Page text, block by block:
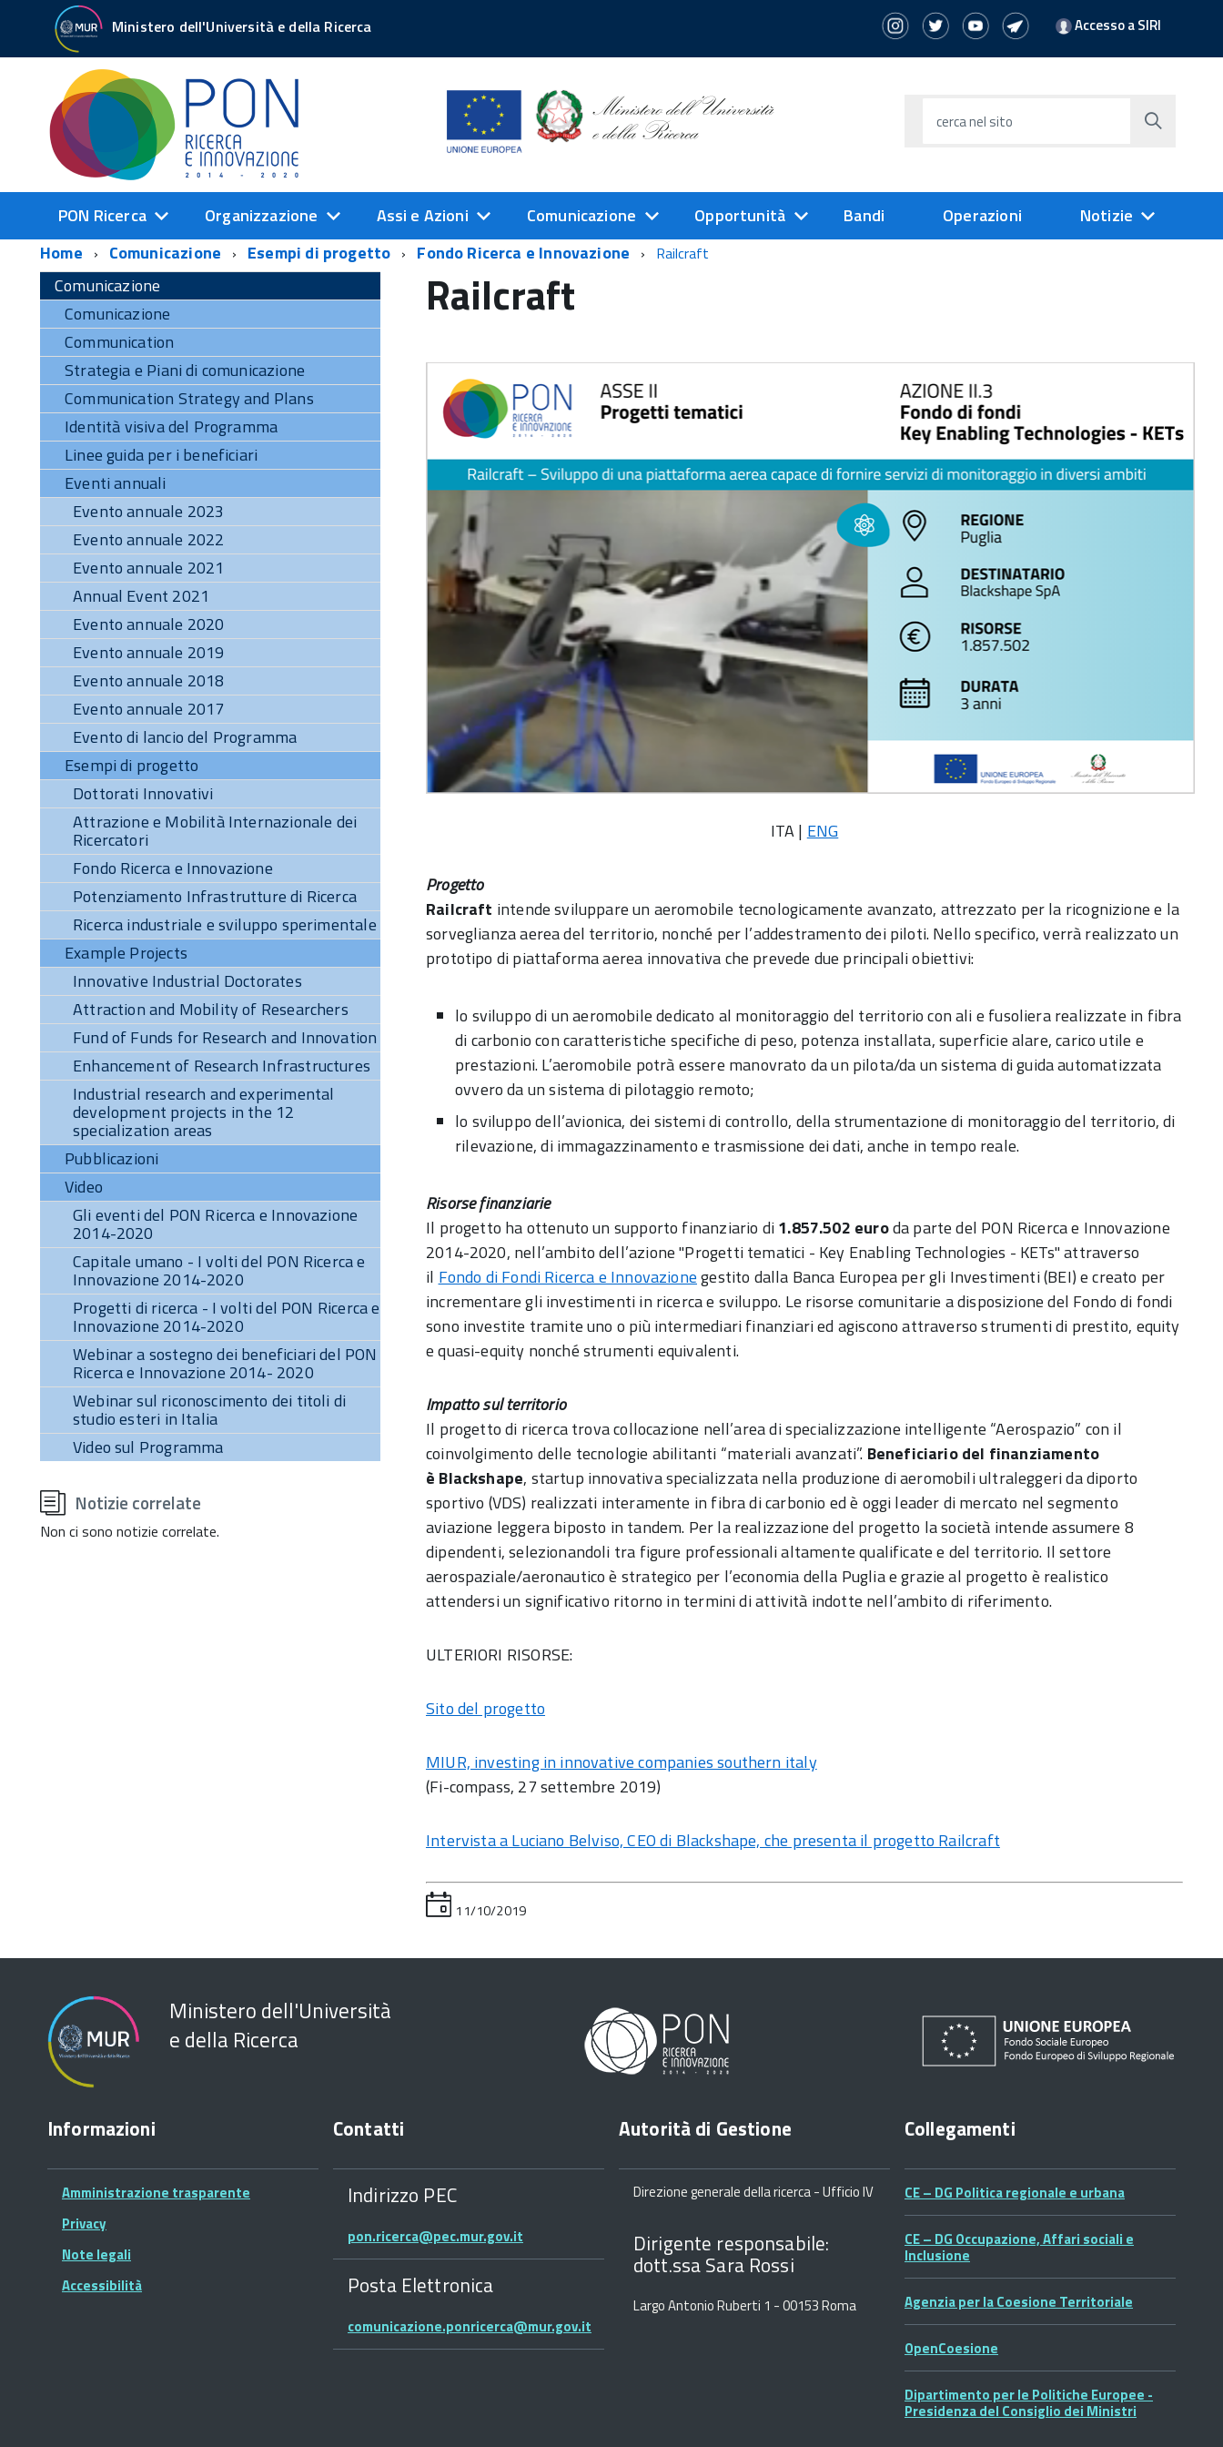
Ministero dell'Università e della Ricerca Accesso a SIRI
cerca nel sito
PON Ricerca Organizzazione Assi e Azioni Comunicazione Opportunità Bandi Operazioni
Notizie
Home
Comunicazione Esempi di progetto Fondo Ricerca e Innovazione Railcraft
Comunicazione
Comunicazione
Communication
Strategia e Piani di comunicazione
Communication Strategy and Plans
Identità visiva del Programma
Linee guida per i beneficiari
Eventi annuali
Evento annuale 2023
Evento annuale 2022
Evento annuale 2021
Annual Event 2021
Evento annuale 2020
Evento annuale 2019
Evento annuale 2018
Evento annuale 2017
Evento di lancio del Programma
Esempi di progetto
Dottorati Innovativi
Attrazione e Mobilità Internazionale dei
Ricercatori
Fondo Ricerca e Innovazione
Potenziamento Infrastrutture di Ricerca
Ricerca industriale e sviluppo sperimentale
Example Projects
Innovative Industrial Doctorates
Attraction and Mobility of Researchers
Fund of Funds for Research and Innovation
Enhancement of Research Infrastructures
Industrial research and experimental
development projects in the 12
specialization areas
Pubblicazioni
Video
Gli eventi del PON Ricerca e Innovazione
2014-2020
Capitale umano - I volti del PON Ricerca e
Innovazione 2014-2020
Progetti di ricerca - I volti del PON Ricerca e
Innovazione 2014-2020
Webinar a sostegno dei beneficiari del PON
Ricerca e Innovazione 2014- 2020
Webinar sul riconoscimento dei titoli di
studio esteri in Italia
Video sul Programma
all'inizio
del
contenuto
Notizie correlate
Non ci sono notizie correlate.
Railcraft
ITA | ENG
Progetto
Railcraft intende sviluppare un aeromobile tecnologicamente avanzato, attrezzato per la ricognizione e la
sorveglianza aerea del territorio, nonché per l’addestramento dei piloti. Nello specifico, verrà realizzato un
prototipo di piattaforma aerea innovativa che prevede due principali obiettivi:
lo sviluppo di un aeromobile dedicato al monitoraggio del territorio con ali e fusoliera realizzate in fibra
di carbonio con caratteristiche specifiche di peso, potenza installata, superficie alare, carico utile e
prestazioni. L’aeromobile potrà essere manovrato da un pilota/da un sistema di guida automatizzata
ovvero da un sistema di pilotaggio remoto;
lo sviluppo dell’avionica, dei sistemi di controllo, della strumentazione di monitoraggio del territorio, di
rilevazione, di immagazzinamento e trasmissione dei dati, anche in tempo reale.
Risorse finanziarie
Il progetto ha ottenuto un supporto finanziario di1.857.502 euroda parte del PON Ricerca e Innovazione
2014-2020, nell’ambito dell’azione "Progetti tematici - Key Enabling Technologies - KETs" attraverso
il Fondo di Fondi Ricerca e Innovazionegestito dalla Banca Europea per gli Investimenti (BEI) e creato per
incrementare gli investimenti in ricerca e sviluppo. Le risorse comunitarie a disposizione del Fondo di fondi
sono investite tramite uno o più intermediari finanziari ed agiscono attraverso strumenti di prestito, equity
e quasi-equity nonché strumenti equivalenti.
Impatto sul territorio
Il progetto di ricerca trova collocazione nell’area di specializzazione intelligente “Aerospazio” con il
coinvolgimento delle tecnologie abilitanti “materiali avanzati”. Beneficiario del finanziamento
è Blackshape, startup innovativa specializzata nella produzione di aeromobili ultraleggeri da diporto
sportivo (VDS) realizzati interamente in fibra di carbonio ed è oggi leader di mercato nel segmento
aviazione leggera biposto in tandem. Per la realizzazione del progetto la società intende assumere 8
dipendenti, selezionandoli tra figure professionali altamente qualificate e del territorio. Il settore
aerospaziale/aeronautico è strategico per l’economia della Puglia e grazie al progetto è realistico
attendersi un significativo ritorno in termini di attività indotte nell’ambito di riferimento.
ULTERIORI RISORSE:
Sito del progetto
MIUR, investing in innovative companies southern italy
(Fi-compass, 27 settembre 2019)
Intervista a Luciano Belviso, CEO di Blackshape, che presenta il progetto Railcraft
11/10/2019
Ministero dell'Università
e della Ricerca
Informazioni
Amministrazione trasparente
Privacy
Note legali
Accessibilità
Contatti
Indirizzo PEC
pon.ricerca@pec.mur.gov.it
Posta Elettronica
comunicazione.ponricerca@mur.gov.it
Autorità di Gestione
Direzione generale della ricerca - Ufficio IV
Dirigente responsabile:
dott.ssa Sara Rossi
Largo Antonio Ruberti 1 - 00153 Roma
Collegamenti
CE – DG Politica regionale e urbana
CE – DG Occupazione, Affari sociali e
Inclusione
Agenzia per la Coesione Territoriale
OpenCoesione
Dipartimento per le Politiche Europee -
Presidenza del Consiglio dei Ministri